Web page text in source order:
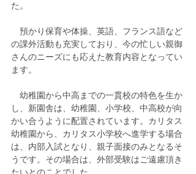
た。
預かり保育や体操、英語、フランス語など
の課外活動も充実しており、今の忙しい親御
さんのニーズにも応えた教育内容となってい
ます。
幼稚園から中高までの一貫校の特色を生か
し、新園舎は、幼稚園、小学校、中高校が向
かい合うように配置されています。カリタス
幼稚園から、カリタス小学校へ進学する場合
は、内部入試となり、親子面接のみとなるそ
うです。その場合は、外部受験はご遠慮頂き